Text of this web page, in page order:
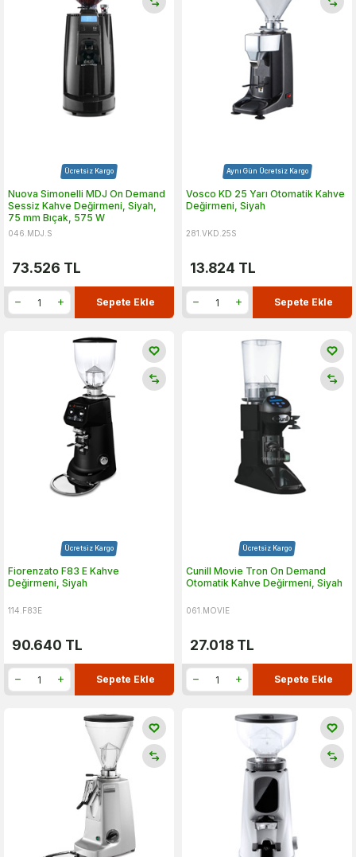
Ücretsiz Kargo
Nuova Simonelli MDJ On Demand
Sessiz Kahve Değirmeni, Siyah,
75 mm Bıçak, 575 W
046.MDJ.S
73.526 TL
Sepete Ekle
Aynı Gün Ücretsiz Kargo
Vosco KD 25 Yarı Otomatik Kahve
Değirmeni, Siyah
281.VKD.25S
13.824 TL
Sepete Ekle
Ücretsiz Kargo
Fiorenzato F83 E Kahve
Değirmeni, Siyah
114.F83E
90.640 TL
Sepete Ekle
Ücretsiz Kargo
Cunill Movie Tron On Demand
Otomatik Kahve Değirmeni, Siyah
061.MOVIE
27.018 TL
Sepete Ekle